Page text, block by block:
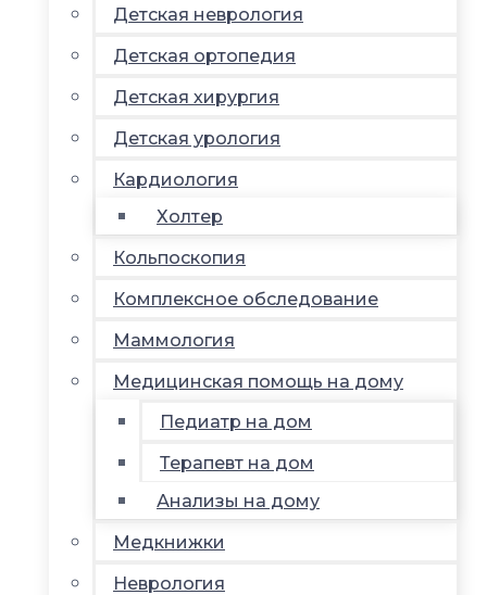
Детская неврология
Детская ортопедия
Детская хирургия
Детская урология
Кардиология
Холтер
Кольпоскопия
Комплексное обследование
Маммология
Медицинская помощь на дому
Педиатр на дом
Терапевт на дом
Анализы на дому
Медкнижки
Неврология